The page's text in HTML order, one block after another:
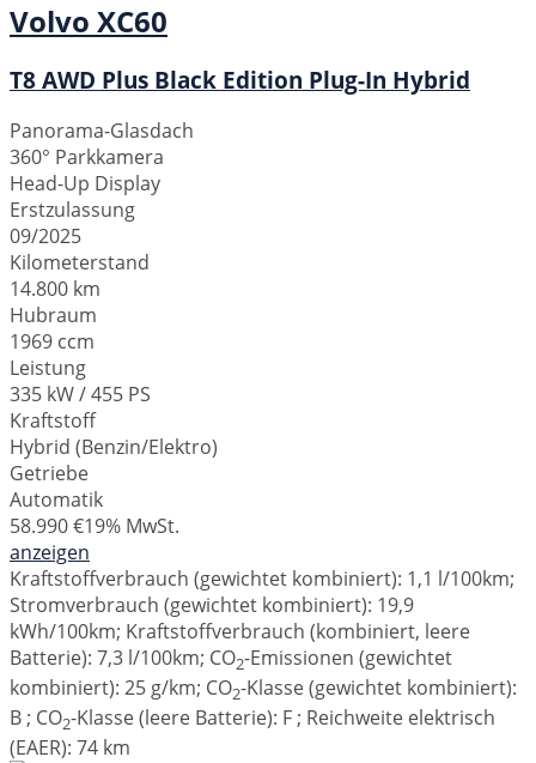
Volvo XC60
T8 AWD Plus Black Edition Plug-In Hybrid
Panorama-Glasdach
360° Parkkamera
Head-Up Display
Erstzulassung
09/2025
Kilometerstand
14.800 km
Hubraum
1969 ccm
Leistung
335 kW / 455 PS
Kraftstoff
Hybrid (Benzin/Elektro)
Getriebe
Automatik
58.990 €19% MwSt.
anzeigen
Kraftstoffverbrauch (gewichtet kombiniert): 1,1 l/100km;
Stromverbrauch (gewichtet kombiniert): 19,9
kWh/100km; Kraftstoffverbrauch (kombiniert, leere
Batterie): 7,3 l/100km; CO2-Emissionen (gewichtet
kombiniert): 25 g/km; CO2-Klasse (gewichtet kombiniert):
B ; CO2-Klasse (leere Batterie): F ; Reichweite elektrisch
(EAER): 74 km